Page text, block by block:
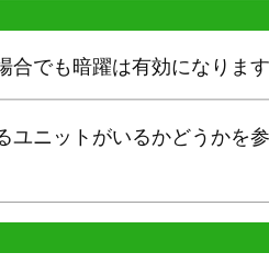
合でも暗躍は有効になりま
ユニットがいるかどうかを